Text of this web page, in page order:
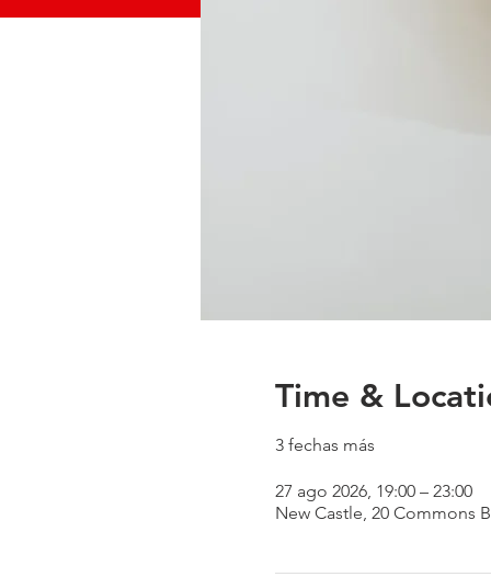
Time &
3 fechas más
27 ago 2026, 19:00 – 23:00
New Castle, 20 Commons